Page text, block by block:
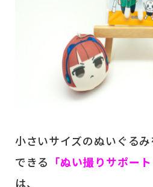
小さいサイズのぬいぐる
できる 「ぬい撮りサポー
は、